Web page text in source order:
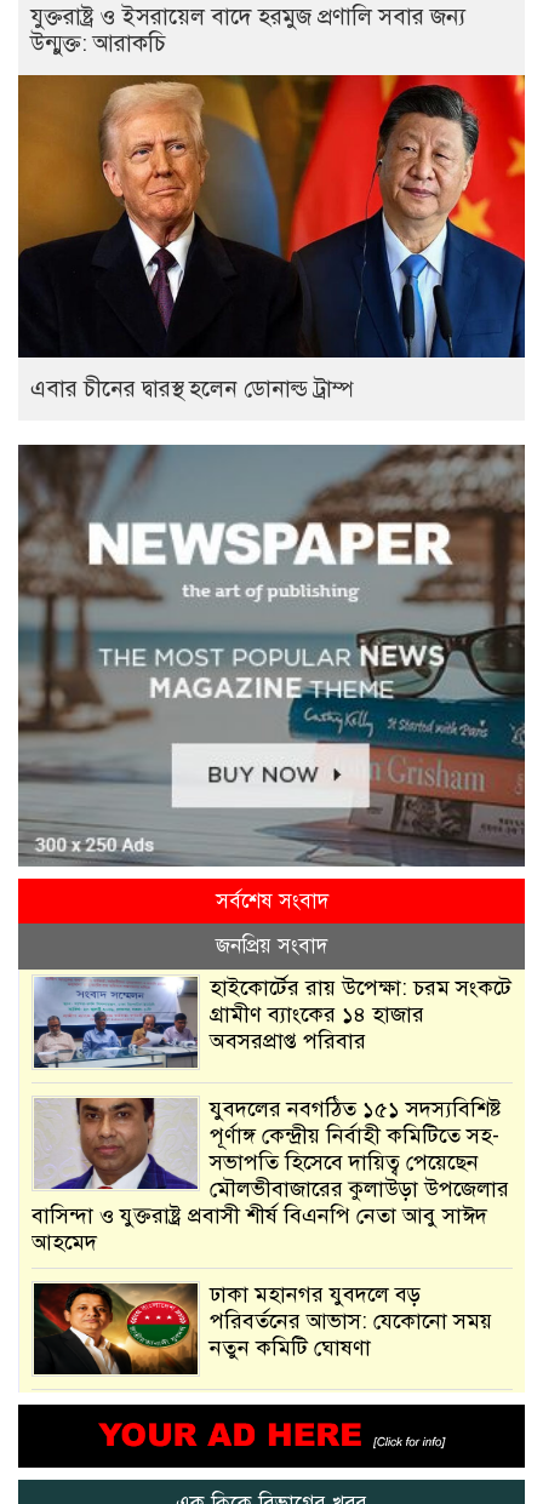
যুক্তরাষ্ট্র ও ইসরায়েল বাদে হরমুজ প্রণালি সবার জন্য
উন্মুক্ত: আরাকচি
এবার চীনের দ্বারস্থ হলেন ডোনাল্ড ট্রাম্প
সর্বশেষ সংবাদ
জনপ্রিয় সংবাদ
হাইকোর্টের রায় উপেক্ষা: চরম সংকটে
গ্রামীণ ব্যাংকের ১৪ হাজার
অবসরপ্রাপ্ত পরিবার
যুবদলের নবগঠিত ১৫১ সদস্যবিশিষ্ট
পূর্ণাঙ্গ কেন্দ্রীয় নির্বাহী কমিটিতে সহ-
সভাপতি হিসেবে দায়িত্ব পেয়েছেন
মৌলভীবাজারের কুলাউড়া উপজেলার
বাসিন্দা ও যুক্তরাষ্ট্র প্রবাসী শীর্ষ বিএনপি নেতা আবু সাঈদ
আহমেদ
ঢাকা মহানগর যুবদলে বড়
পরিবর্তনের আভাস: যেকোনো সময়
নতুন কমিটি ঘোষণা
মানুষের উপকার হয় : প্রধানমন্ত্রী